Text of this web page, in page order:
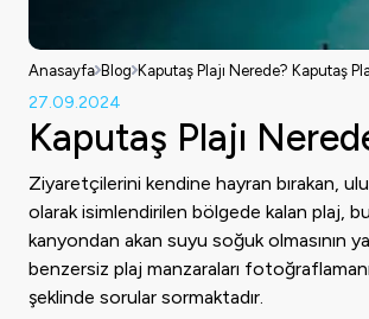
Anasayfa Blog Kaputaş Plajı Nerede? Kaputaş
27.09.2024
Kaputaş Plajı
Ziyaretçilerini kendine hayran bırakan,
olarak isimlendirilen bölgede kalan plaj,
kanyondan akan suyu soğuk olmasının
benzersiz plaj manzaraları
şeklinde sorular sormaktadır.